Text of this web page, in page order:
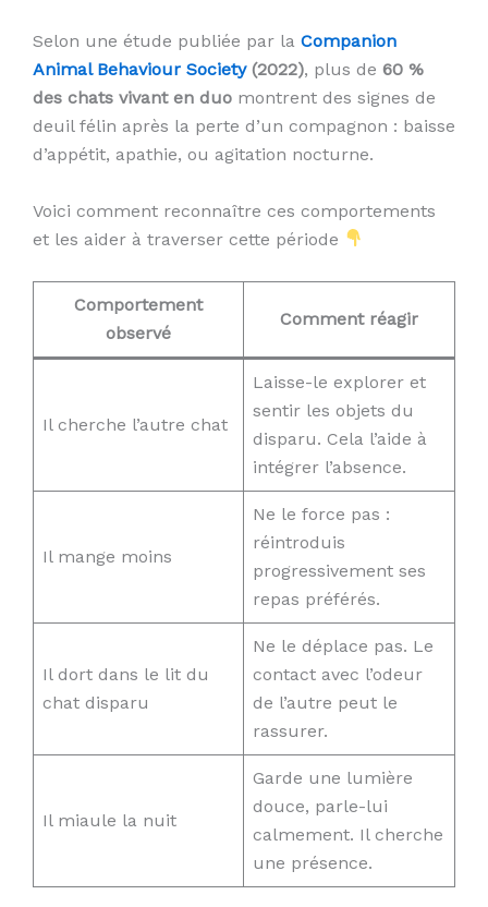
Selon une étude publiée par la Companion
Animal Behaviour Society(2022), plus de 60 %
des chats vivant en duo montrent des signes de
deuil félin après la perte d’un compagnon : baisse
d’appétit, apathie, ou agitation nocturne.
Voici comment reconnaître ces comportements
et les aider à traverser cette période
Comportement
observé
Comment réagir
Il cherche l’autre chat
Laisse-le explorer et
sentir les objets du
disparu. Cela l’aide à
intégrer l’absence.
Il mange moins
Ne le force pas :
réintroduis
progressivement ses
repas préférés.
Il dort dans le lit du
chat disparu
Ne le déplace pas. Le
contact avec l’odeur
de l’autre peut le
rassurer.
Il miaule la nuit
Garde une lumière
douce, parle-lui
calmement. Il cherche
une présence.